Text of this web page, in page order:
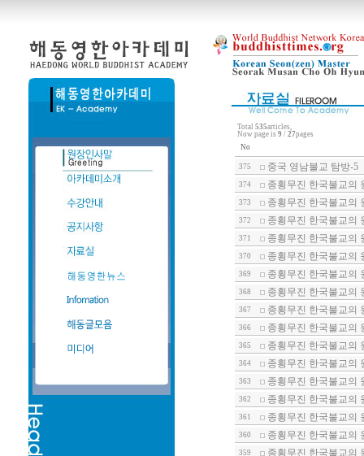
Total 535articles,
Now page is 9 / 27pages
No
375 중국 영남불교 탐방-5
374 종횡무진 한국불교의
373 종횡무진 한국불교의
372 종횡무진 한국불교의
371 종횡무진 한국불교의
370 종횡무진 한국불교의
369 종횡무진 한국불교의
368 종횡무진 한국불교의
367 종횡무진 한국불교의
366 종횡무진 한국불교의
365 종횡무진 한국불교의
364 종횡무진 한국불교의
363 종횡무진 한국불교의
362 종횡무진 한국불교의
361 종횡무진 한국불교의
360 종횡무진 한국불교의
359 종횡무진 한국불교의